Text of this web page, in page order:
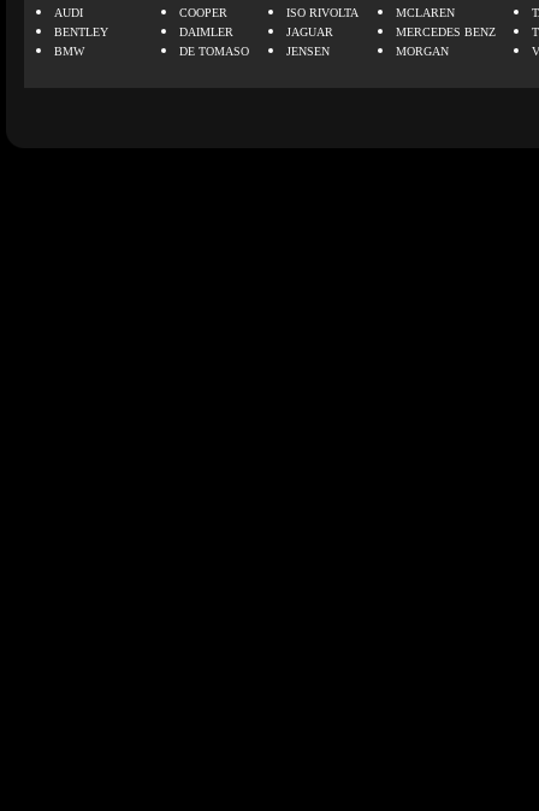
AUDI
BENTLEY
BMW
COOPER
DAIMLER
DE TOMASO
ISO RIVOLTA
JAGUAR
JENSEN
MCLAREN
MERCEDES BENZ
MORGAN